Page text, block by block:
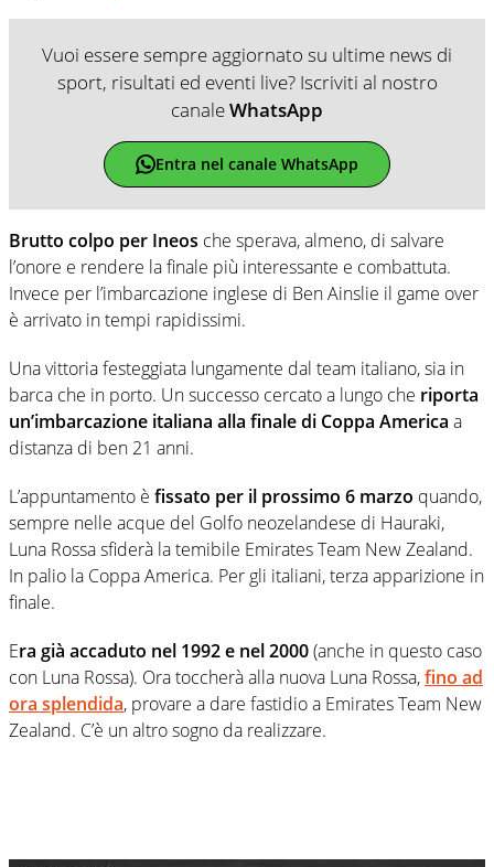
Vuoi essere sempre aggiornato su ultime news di
sport, risultati ed eventi live? Iscriviti al nostro
canaleWhatsApp
Entra nel canale WhatsApp
Brutto colpo per Ineos che sperava, almeno, di salvare
l’onore e rendere la finale più interessante e combattuta.
Invece per l’imbarcazione inglese di Ben Ainslie il game over
è arrivato in tempi rapidissimi.
Una vittoria festeggiata lungamente dal team italiano, sia in
barca che in porto. Un successo cercato a lungo che riporta
un’imbarcazione italiana alla finale di Coppa America a
distanza di ben 21 anni.
L’appuntamento è fissato per il prossimo 6 marzo quando,
sempre nelle acque del Golfo neozelandese di Hauraki,
Luna Rossa sfiderà la temibile Emirates Team New Zealand.
In palio la Coppa America. Per gli italiani, terza apparizione in
finale.
Era già accaduto nel 1992 e nel 2000(anche in questo caso
con Luna Rossa). Ora toccherà alla nuova Luna Rossa,fino ad
ora splendida, provare a dare fastidio a Emirates Team New
Zealand. C’è un altro sogno da realizzare.